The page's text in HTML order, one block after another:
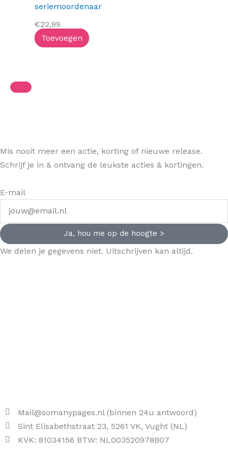
seriemoordenaar
€22,99
Toevoegen
Mis nooit meer een actie, korting of nieuwe release.
Schrijf je in & ontvang de leukste acties & kortingen.
E-mail
Ja, hou me op de hoogte >
We delen je gegevens niet. Uitschrijven kan altijd.
Mail@somanypages.nl (binnen 24u antwoord)
Sint Elisabethstraat 23, 5261 VK, Vught (NL)
KVK: 81034156 BTW: NL003520978B07